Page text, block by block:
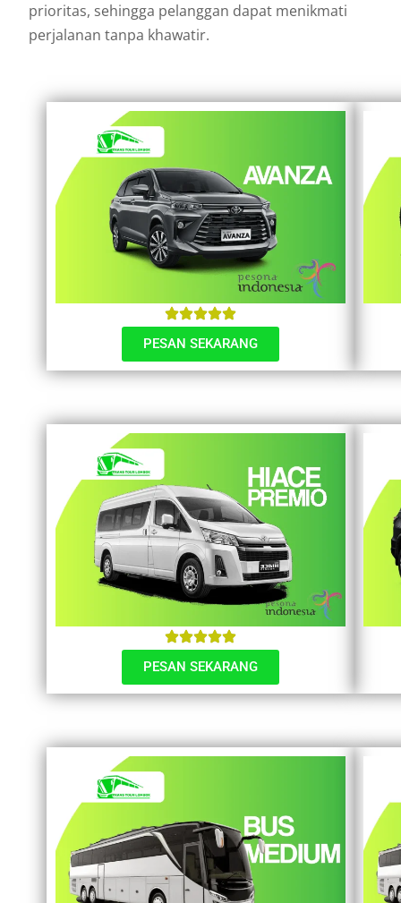
prioritas, sehingga pelanggan dapat menikmati
perjalanan tanpa khawatir.
PESAN SEKARANG
PESAN SEKARANG